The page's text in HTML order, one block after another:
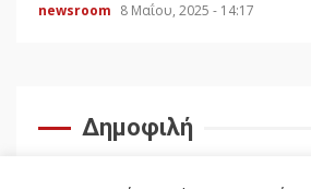
newsroom 8 Μαΐου, 2025 - 14:17
Δημοφιλή